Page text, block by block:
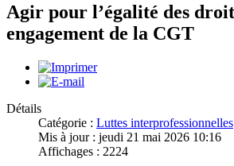
Agir pour l’égalité des
engagement de la CGT
Détails
Catégorie : Luttes interprofessionnelles
Mis à jour : jeudi 21 mai 2026 10:16
Affichages : 2224